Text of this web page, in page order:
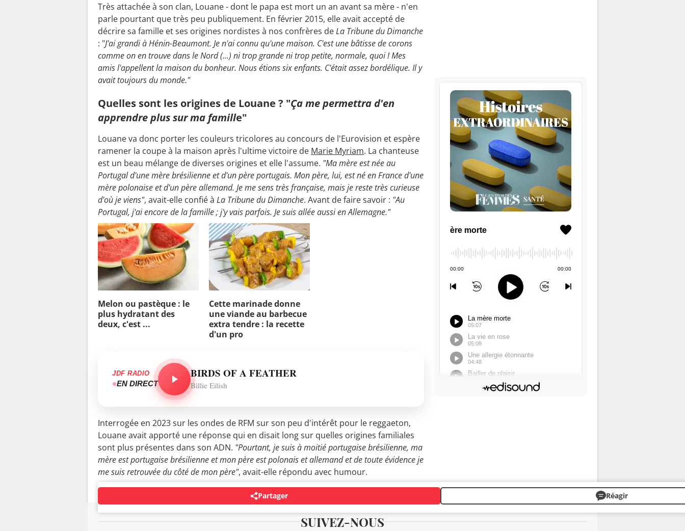
Très attachée à son clan, Louane - dont le papa est mort un an avant sa mère - n'en
parle pourtant que très peu publiquement. En février 2015, elle avait accepté de
décrire sa famille et ses origines nordistes à nos confrères deLa Tribune du Dimanche
: "J'ai grandi à Hénin-Beaumont. Je n'ai connu qu'une maison. C'est une bâtisse de corons
comme on en trouve dans le Nord (...) ni trop grande ni trop petite, normale, quoi ! Mes
amis l'appellent la maison du bonheur. Nous étions six enfants. C'était assez bordélique. Il y
avait toujours du monde."
Quelles sont les origines de Louane ? "Ça me permettra d'en
apprendre plus sur ma famille"
Louane va donc porter les couleurs tricolores au concours de l'Eurovision et espère
ramener la coupe à la maison après l'ultime victoire de Marie Myriam. La chanteuse
est un beau mélange de diverses origines et elle l'assume. "Ma mère est née au
Portugal d'une mère brésilienne et d'un père portugais. Mon père, lui, est né en France d'une
mère polonaise et d'un père allemand. Je me sens très française, mais je reste très curieuse
d'où je viens", avait-elle confié à La Tribune du Dimanche. Avant de faire savoir : "Au
Portugal, j'ai encore de la famille ; j'y vais parfois. Je suis allée aussi en Allemagne."
Melon ou pastèque : le
plus hydratant des
deux, c'est ...
Cette marinade donne
une viande au barbecue
extra tendre : la recette
d'un pro
JDF RADIO
EN DIRECT
BIRDS OF A FEATHER
Billie Eilish
Interrogée en 2023 sur les ondes de RFM sur son peu d'intérêt pour le reggaeton,
Louane avait apporté une réponse qui en disait long sur quelles origines familiales
sont plus présentes dans son ADN. "Pourtant, je suis à moitié portugaise brésilienne, ma
mère est portugaise brésilienne et mon père est polonais et allemand et de toute évidence je
me suis retrouvée du côté de mon père", avait-elle répondu avec humour.
Partager Réagir
SUIVEZ-NOUS